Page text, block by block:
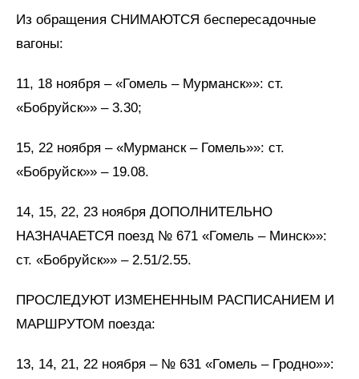
Из обращения СНИМАЮТСЯ беспересадочные
вагоны:
11, 18 ноября – «Гомель – Мурманск»»: ст.
«Бобруйск»» – 3.30;
15, 22 ноября – «Мурманск – Гомель»»: ст.
«Бобруйск»» – 19.08.
14, 15, 22, 23 ноября ДОПОЛНИТЕЛЬНО
НАЗНАЧАЕТСЯ поезд № 671 «Гомель – Минск»»:
ст. «Бобруйск»» – 2.51/2.55.
ПРОСЛЕДУЮТ ИЗМЕНЕННЫМ РАСПИСАНИЕМ И
МАРШРУТОМ поезда:
13, 14, 21, 22 ноября – № 631 «Гомель – Гродно»»: